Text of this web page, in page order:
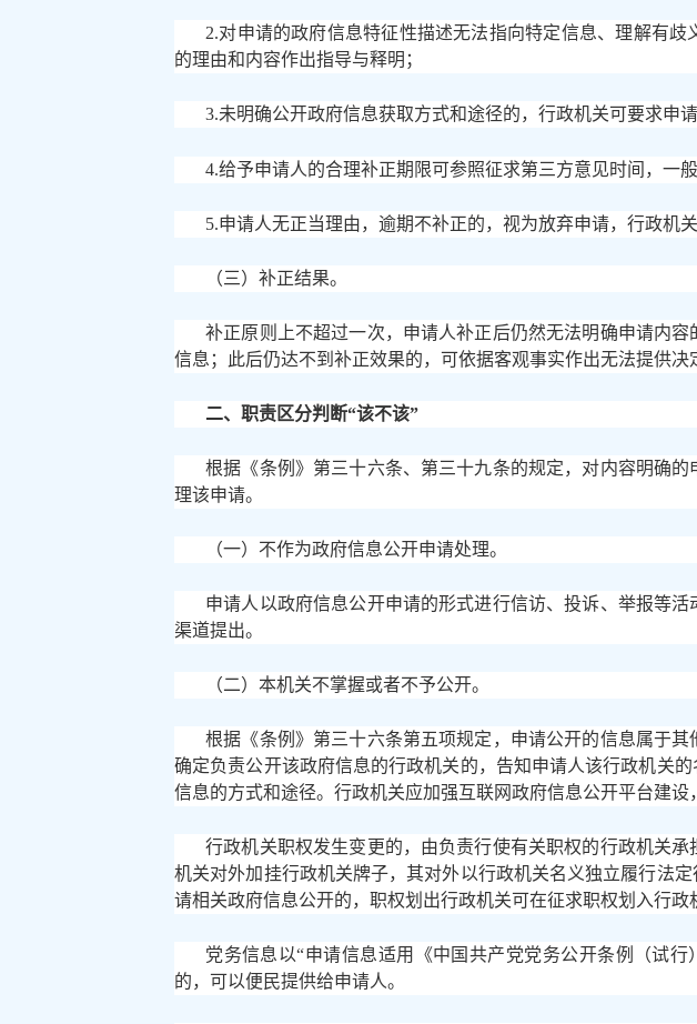
2.对申请的政府信息特征性描述无法指向特定信息、理解有
的理由和内容作出指导与释明；
3.未明确公开政府信息获取方式和途径的，行政机关可要求申请
4.给予申请人的合理补正期限可参照征求第三方意见时间，一般
5.申请人无正当理由，逾期不补正的，视为放弃申请，行政机
（三）补正结果。
补正原则上不超过一次，申请人补正后仍然无法明确申请内
信息；此后仍达不到补正效果的，可依据客观事实作出无法提供
二、职责区分判断“该不该”
根据《条例》第三十六条、第三十九条的规定，对内容明确
理该申请。
（一）不作为政府信息公开申请处理。
申请人以政府信息公开申请的形式进行信访、投诉、举报等
渠道提出。
（二）本机关不掌握或者不予公开。
根据《条例》第三十六条第五项规定，申请公开的信息属于
确定负责公开该政府信息的行政机关的，告知申请人该行政机关
信息的方式和途径。行政机关应加强互联网政府信息公开平台建设
行政机关职权发生变更的，由负责行使有关职权的行政机关
机关对外加挂行政机关牌子，其对外以行政机关名义独立履行法
请相关政府信息公开的，职权划出行政机关可在征求职权划入行
党务信息以“申请信息适用《中国共产党党务公开条例（试
的，可以便民提供给申请人。